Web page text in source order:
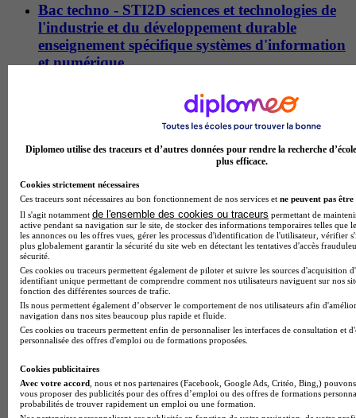
Bac techno - STI2D sciences et technologies de
l'industrie et du développement durable
enseignement spécifique systèmes d'information
et numérique
Le bac technologique sti2d sciences et technologies de
l'industrie et du developpement durable avec enseignement
specifique systemes d'information et numerique du lycee
numeriques et aux systemes informatiques integres. les
etudiants y acquierent une solide maitrise de la
programmation, des reseaux informatiques, des bases de
donnees et des systemes embarques. la formation developpe
des competences en conception d'applications, analyse de
cahiers des charges techniques, et gestion de projets
numeriques collaboratifs. l'approche pedagogique privilegie
les projets concrets et l'innovation technologique durable. les
diplomes deviennent techniciens superieurs en informatique
industrielle, developpeurs d'applications mobiles,
administrateurs systemes et reseaux, ou integrent des ecoles
d'ingenieurs specialisees. cette specialisation prepare
efficacement aux metiers emergents du numerique dans
l'industrie 4.0, la domotique et les objets connectes.
En présentiel
Bac techno - STI2D sciences et technologies de
l'industrie et du développement durable
Diplomeo utilise des traceurs et d’autres données pour rendre la recherche
plus efficace.
Cookies strictement nécessaires
Ces traceurs sont nécessaires au bon fonctionnement de nos services et ne peuvent pas être
Il s'agit notamment de l'ensemble des cookies ou traceurs permettant de
active pendant sa navigation sur le site, de stocker des informations temporaires telles que
les annonces ou les offres vues, gérer les processus d'identification de l'utilisateur, vérifier
plus globalement garantir la sécurité du site web en détectant les tentatives d'accès
sécurité.
Ces cookies ou traceurs permettent également de piloter et suivre les sources d'acquisition
identifiant unique permettant de comprendre comment nos utilisateurs naviguent sur nos
fonction des différentes sources de trafic.
Ils nous permettent également d’observer le comportement de nos utilisateurs afin
navigation dans nos sites beaucoup plus rapide et fluide.
Ces cookies ou traceurs permettent enfin de personnaliser les interfaces de consultation et
personnalisée des offres d'emploi ou de formations proposées.
Cookies publicitaires
Avec votre accord , nous et nos partenaires (Facebook, Google Ads, Critéo, Bing,)
vous proposer des publicités pour des offres d’emploi ou des offres de formations
probabilités de trouver rapidement un emploi ou une formation.